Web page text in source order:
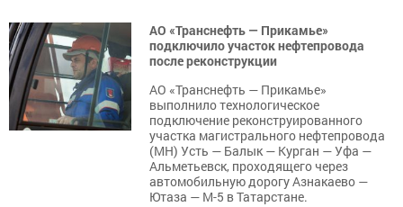
АО «Транснефть — Прикамье»
подключило участок нефтепровода
после реконструкции
АО «Транснефть — Прикамье»
выполнило технологическое
подключение реконструированного
участка магистрального нефтепровода
(МН) Усть — Балык — Курган — Уфа —
Альметьевск, проходящего через
автомобильную дорогу Азнакаево —
Ютаза — М-5 в Татарстане.